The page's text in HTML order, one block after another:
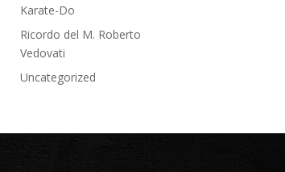
Karate-Do
Ricordo del M. Roberto
Vedovati
Uncategorized